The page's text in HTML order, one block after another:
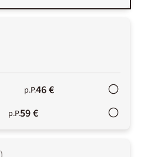
p.P.46 €
p.P.59 €